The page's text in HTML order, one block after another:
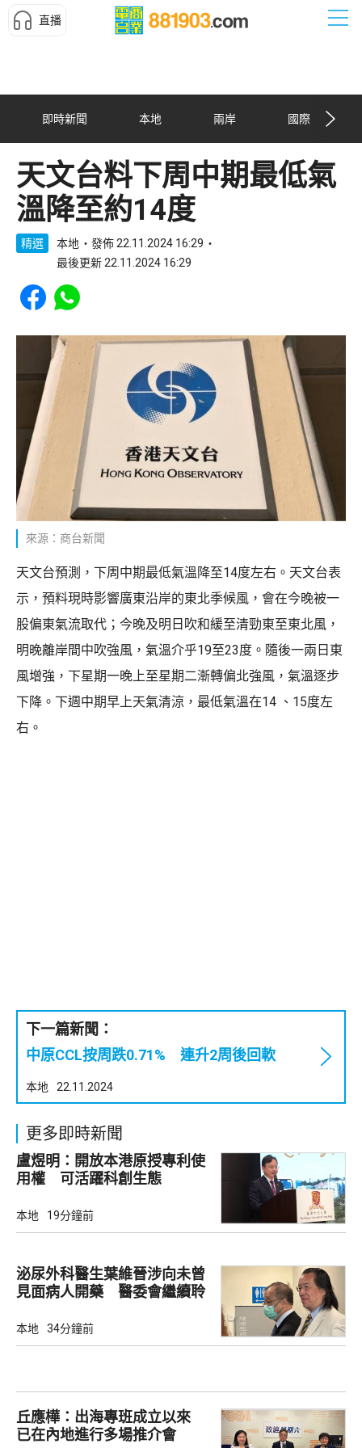
直播
即時新聞 本地 兩岸 國際
天文台料下周中期最低氣
溫降至約14度
精選 本地
發佈 22.11.2024 16:29
最後更新 22.11.2024 16:29
Share to Facebook
Share to WhatsApp
來源：商台新聞
天文台預測，下周中期最低氣溫降至14度左右。天文台表
示，預料現時影響廣東沿岸的東北季候風，會在今晚被一
股偏東氣流取代；今晚及明日吹和緩至清勁東至東北風，
明晚離岸間中吹強風，氣溫介乎19至23度。隨後一兩日東
風增強，下星期一晚上至星期二漸轉偏北強風，氣溫逐步
下降。下週中期早上天氣清涼，最低氣溫在14 、15度左
右。
下一篇新聞：
中原CCL按周跌0.71% 連升2周後回軟
本地 22.11.2024
更多即時新聞
盧煜明：開放本港原授專利使
用權 可活躍科創生態
本地 19分鐘前
泌尿外科醫生葉維晉涉向未曾
見面病人開藥 醫委會繼續聆
本地 34分鐘前
丘應樺：出海專班成立以來
已在內地進行多場推介會